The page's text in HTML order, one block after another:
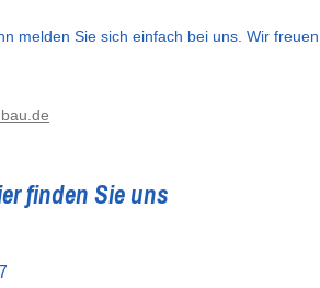
melden Sie sich einfach bei uns. Wir freuen
finden Sie uns